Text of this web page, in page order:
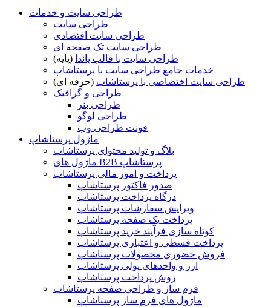
طراحی سایت و خدمات
طراحی سایت
طراحی سایت اقتصادی
طراحی سایت تک صفحه ای
طراحی سایت با قالب پاندا (پایه)
طراحی سایت اختصاصی با پرستاشاپ (حرفه ای)
طراحی و گرافیک
طراحی بنر
طراحی لوگو
فونت طراحی وب
ماژول پرستاشاپ
بلاگ و تولید محتوای پرستاشاپ
ماژول های B2B پرستاشاپ
پرداخت و امور مالی پرستاشاپ
صدور فاکتور پرستاشاپ
درگاه پرداخت پرستاشاپ
ویرایش سفارشات پرستاشاپ
پرداخت یک صفحه پرستاشاپ
کوتاه سازی فرآیند خرید پرستاشاپ
پرداخت قسطی و اعتباری پرستاشاپ
فروش حضوری محصولات پرستاشاپ
ارز و واحدهای پولی پرستاشاپ
روش پرداخت پرستاشاپ
فرم ساز و طراحی صفحه پرستاشاپ
ماژول های فرم ساز پرستاشاپ